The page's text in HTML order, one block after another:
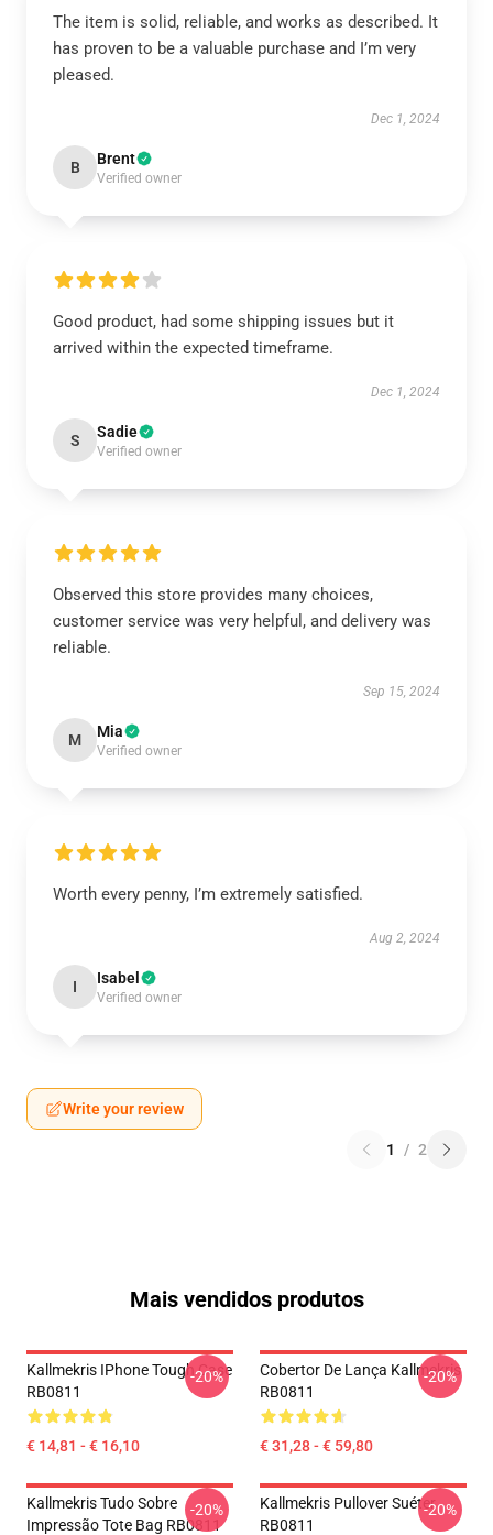
The item is solid, reliable, and works as described. It
has proven to be a valuable purchase and I’m very
pleased.
Dec 1, 2024
B Brent
Verified owner
Good product, had some shipping issues but it
arrived within the expected timeframe.
Dec 1, 2024
S Sadie
Verified owner
Observed this store provides many choices,
customer service was very helpful, and delivery was
reliable.
Sep 15, 2024
M Mia
Verified owner
Worth every penny, I’m extremely satisfied.
Aug 2, 2024
I Isabel
Verified owner
Write your review
1 / 2
Mais vendidos produtos
Kallmekris IPhone Tough Case
RB0811
€ 14,81 - € 16,10
-20%
Cobertor De Lança Kallmekris
RB0811
€ 31,28 - € 59,80
-20%
Kallmekris Tudo Sobre
Impressão Tote Bag RB0811
-20%
Kallmekris Pullover Suéter
RB0811
-20%